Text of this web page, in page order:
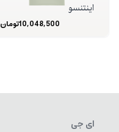
اینتنسو
10,048,500تومان
ای جی